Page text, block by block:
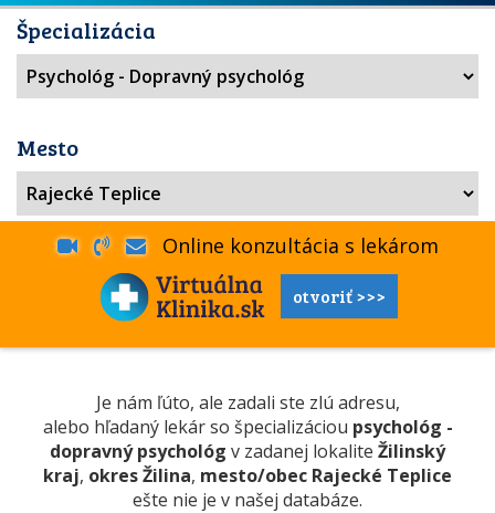
Špecializácia
Mesto
Online konzultácia s lekárom
otvoriť >>>
Je nám ľúto, ale zadali ste zlú adresu,
alebo hľadaný lekár so špecializáciou psychológ -
dopravný psychológ v zadanej lokalite Žilinský
kraj, okres Žilina, mesto/obec Rajecké Teplice
ešte nie je v našej databáze.